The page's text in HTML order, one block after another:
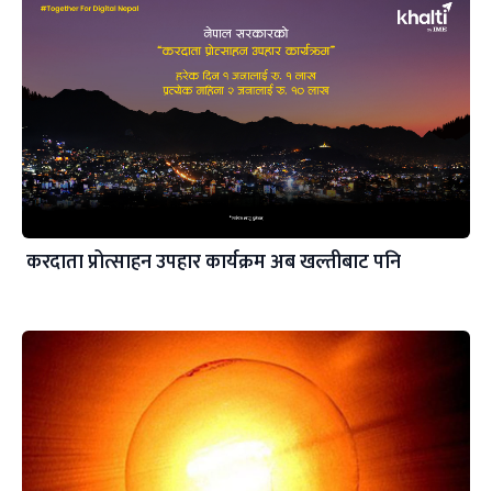
करदाता प्रोत्साहन उपहार कार्यक्रम अब खल्तीबाट पनि